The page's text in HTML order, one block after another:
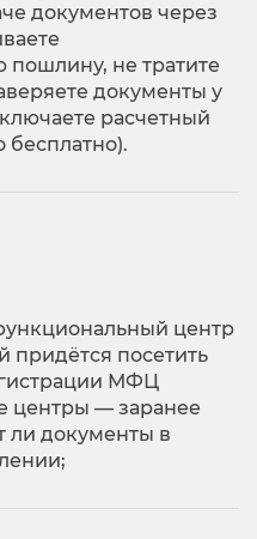
документов через
пошлину, не тратите
документы у
расчетный
бесплатно).
центр
придётся посетить
МФЦ
центры — заранее
ли документы в